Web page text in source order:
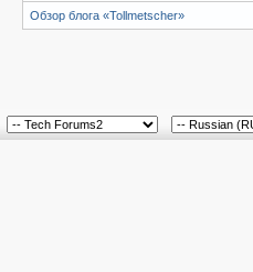
Обзор блога «Tollmetscher»